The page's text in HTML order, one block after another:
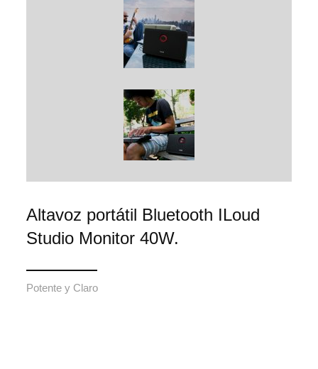
Altavoz portátil Bluetooth ILoud
Studio Monitor 40W.
Potente y Claro